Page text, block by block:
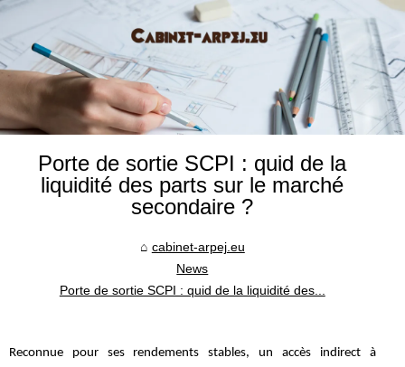
Porte de sortie SCPI : quid de la
liquidité des parts sur le marché
secondaire ?
cabinet-arpej.eu
News
Porte de sortie SCPI : quid de la liquidité des...
Reconnue pour ses rendements stables, un accès indirect à